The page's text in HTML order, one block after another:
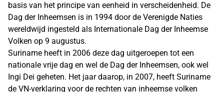
basis van het principe van eenheid in verscheidenheid. De
Dag der Inheemsen is in 1994 door de Verenigde Naties
wereldwijd ingesteld als Internationale Dag der Inheemse
Volken op 9 augustus.
Suriname heeft in 2006 deze dag uitgeroepen tot een
nationale vrije dag en wel de Dag der Inheemsen, ook wel
Ingi Dei geheten. Het jaar daarop, in 2007, heeft Suriname
de VN-verklaring voor de rechten van inheemse volken